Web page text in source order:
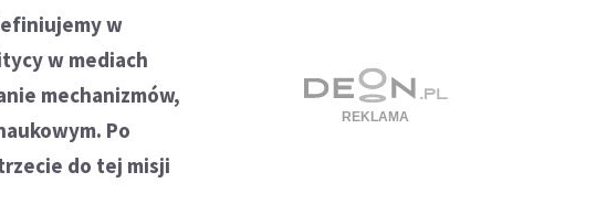
w
w mediach
mechanizmów,
Po
do tej misji